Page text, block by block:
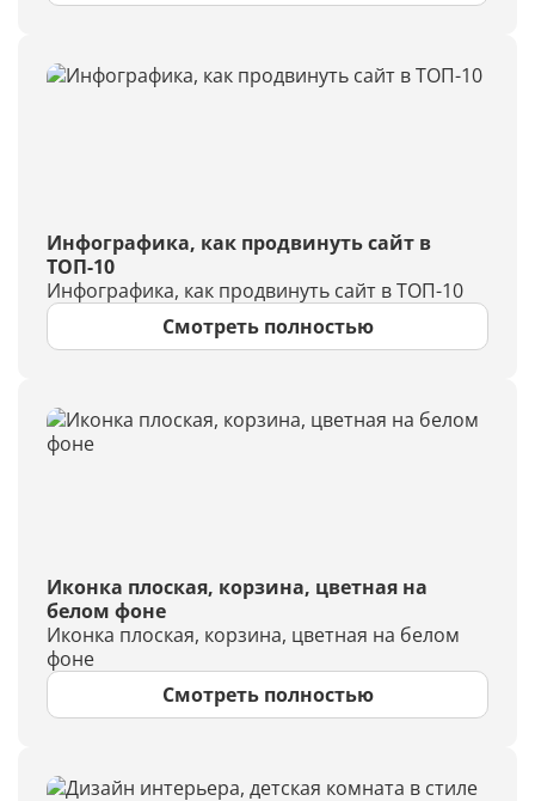
Инфографика, как продвинуть сайт в
ТОП-10
Инфографика, как продвинуть сайт в ТОП-10
Смотреть полностью
Иконка плоская, корзина, цветная на
белом фоне
Иконка плоская, корзина, цветная на белом
фоне
Смотреть полностью